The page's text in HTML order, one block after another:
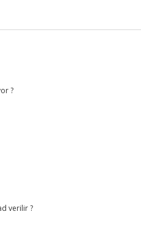
?
verilir ?